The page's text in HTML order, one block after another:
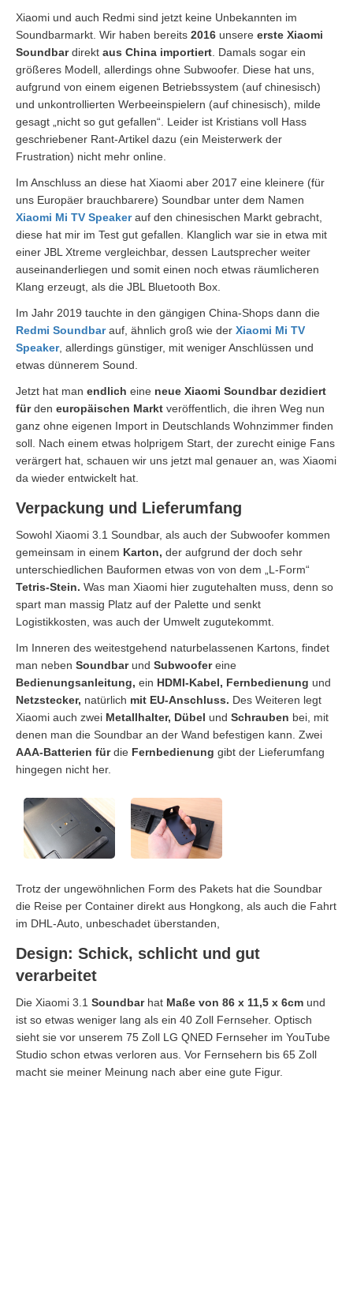
Xiaomi und auch Redmi sind jetzt keine Unbekannten im
Soundbarmarkt. Wir haben bereits 2016 unsere erste Xiaomi
Soundbardirekt aus China importiert . Damals sogar ein
größeres Modell, allerdings ohne Subwoofer. Diese hat uns,
aufgrund von einem eigenen Betriebssystem (auf chinesisch)
und unkontrollierten Werbeeinspielern (auf chinesisch), milde
gesagt „nicht so gut gefallen“. Leider ist Kristians voll Hass
geschriebener Rant-Artikel dazu (ein Meisterwerk der
Frustration) nicht mehr online.
Im Anschluss an diese hat Xiaomi aber 2017 eine kleinere (für
uns Europäer brauchbarere) Soundbar unter dem Namen
Xiaomi Mi TV Speakerauf den chinesischen Markt gebracht,
diese hat mir im Test gut gefallen. Klanglich war sie in etwa mit
einer JBL Xtreme vergleichbar, dessen Lautsprecher weiter
auseinanderliegen und somit einen noch etwas räumlicheren
Klang erzeugt, als die JBL Bluetooth Box.
Im Jahr 2019 tauchte in den gängigen China-Shops dann die
Redmi Soundbarauf, ähnlich groß wie der Xiaomi Mi TV
Speaker, allerdings günstiger, mit weniger Anschlüssen und
etwas dünnerem Sound.
Jetzt hat man endlich eine neue Xiaomi Soundbar dezidiert
fürden europäischen Markt veröffentlich, die ihren Weg nun
ganz ohne eigenen Import in Deutschlands Wohnzimmer finden
soll. Nach einem etwas holprigem Start, der zurecht einige Fans
verärgert hat, schauen wir uns jetzt mal genauer an, was Xiaomi
da wieder entwickelt hat.
Verpackung und Lieferumfang
Sowohl Xiaomi 3.1 Soundbar, als auch der Subwoofer kommen
gemeinsam in einem Karton, der aufgrund der doch sehr
unterschiedlichen Bauformen etwas von von dem „L-Form“
Tetris-Stein. Was man Xiaomi hier zugutehalten muss, denn so
spart man massig Platz auf der Palette und senkt
Logistikkosten, was auch der Umwelt zugutekommt.
Im Inneren des weitestgehend naturbelassenen Kartons, findet
man neben Soundbarund Subwoofereine
Bedienungsanleitung, ein HDMI-Kabel, Fernbedienung und
Netzstecker, natürlich mit EU-Anschluss. Des Weiteren legt
Xiaomi auch zwei Metallhalter, Dübel und Schrauben bei, mit
denen man die Soundbar an der Wand befestigen kann. Zwei
AAA-Batterien fürdie Fernbedienung gibt der Lieferumfang
hingegen nicht her.
Trotz der ungewöhnlichen Form des Pakets hat die Soundbar
die Reise per Container direkt aus Hongkong, als auch die Fahrt
im DHL-Auto, unbeschadet überstanden,
Design: Schick, schlicht und gut
verarbeitet
Die Xiaomi 3.1 Soundbarhat Maße von 86 x 11,5 x 6cm und
ist so etwas weniger lang als ein 40 Zoll Fernseher. Optisch
sieht sie vor unserem 75 Zoll LG QNED Fernseher im YouTube
Studio schon etwas verloren aus. Vor Fernsehern bis 65 Zoll
macht sie meiner Meinung nach aber eine gute Figur.